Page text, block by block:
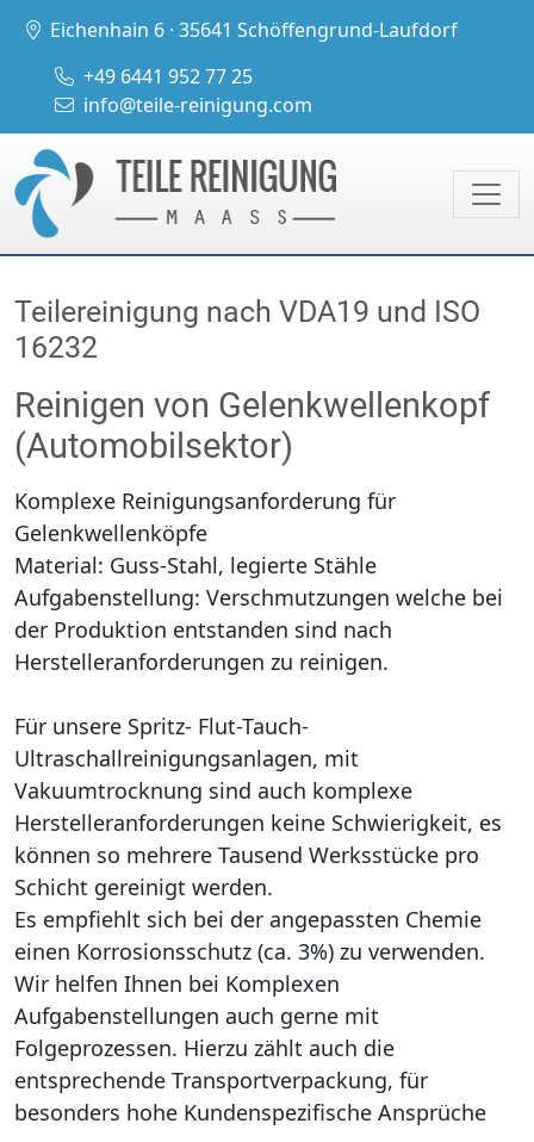
Eichenhain 6 · 35641 Schöffengrund-Laufdorf
+49 6441 952 77 25
info@teile-reinigung.com
Teilereinigung nach VDA19 und ISO
16232
Reinigen von Gelenkwellenkopf
(Automobilsektor)
Komplexe Reinigungsanforderung für
Gelenkwellenköpfe
Material: Guss-Stahl, legierte Stähle
Aufgabenstellung: Verschmutzungen welche bei
der Produktion entstanden sind nach
Herstelleranforderungen zu reinigen.
Für unsere Spritz- Flut-Tauch-
Ultraschallreinigungsanlagen, mit
Vakuumtrocknung sind auch komplexe
Herstelleranforderungen keine Schwierigkeit, es
können so mehrere Tausend Werksstücke pro
Schicht gereinigt werden.
Es empfiehlt sich bei der angepassten Chemie
einen Korrosionsschutz (ca. 3%) zu verwenden.
Wir helfen Ihnen bei Komplexen
Aufgabenstellungen auch gerne mit
Folgeprozessen. Hierzu zählt auch die
entsprechende Transportverpackung, für
besonders hohe Kundenspezifische Ansprüche